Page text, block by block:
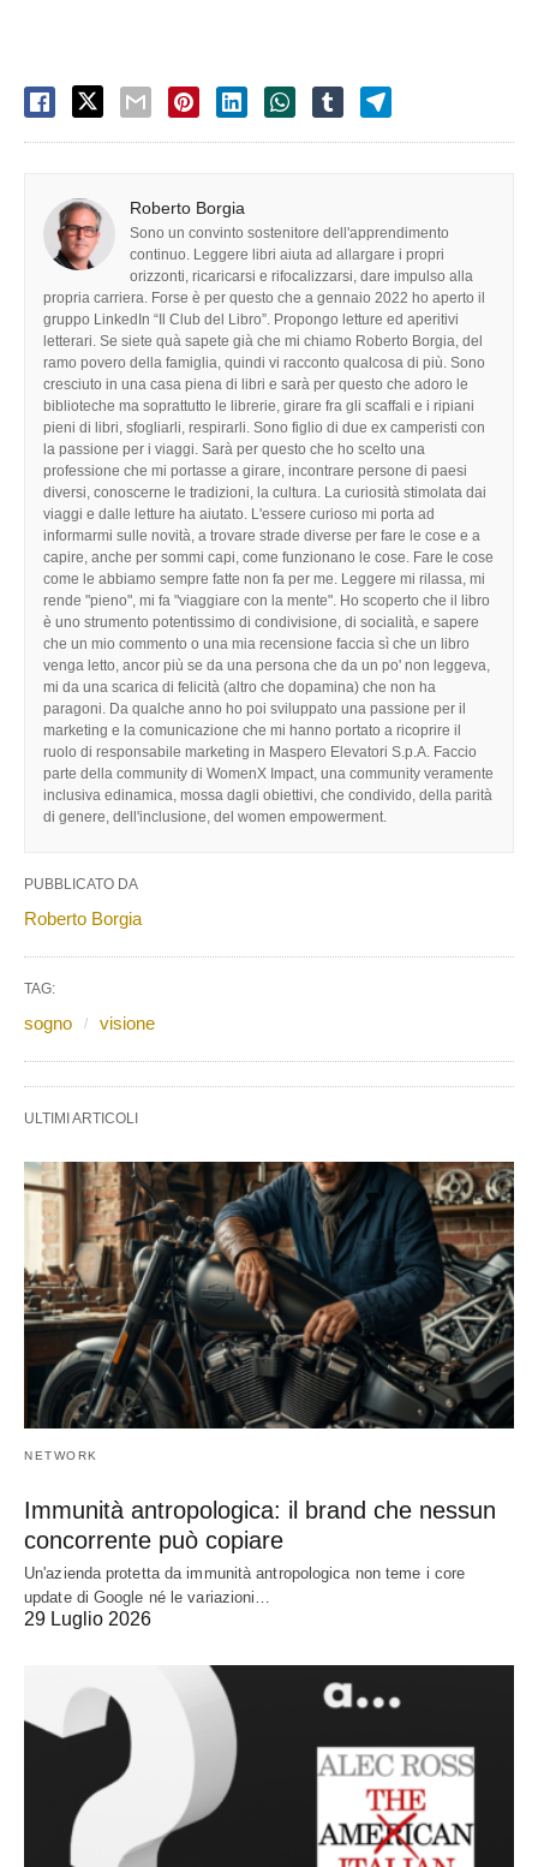
Roberto Borgia
Sono un convinto sostenitore dell'apprendimento
continuo. Leggere libri aiuta ad allargare i propri
orizzonti, ricaricarsi e rifocalizzarsi, dare impulso alla
propria carriera. Forse è per questo che a gennaio 2022 ho aperto il
gruppo LinkedIn “Il Club del Libro”. Propongo letture ed aperitivi
letterari. Se siete quà sapete già che mi chiamo Roberto Borgia, del
ramo povero della famiglia, quindi vi racconto qualcosa di più. Sono
cresciuto in una casa piena di libri e sarà per questo che adoro le
biblioteche ma soprattutto le librerie, girare fra gli scaffali e i ripiani
pieni di libri, sfogliarli, respirarli. Sono figlio di due ex camperisti con
la passione per i viaggi. Sarà per questo che ho scelto una
professione che mi portasse a girare, incontrare persone di paesi
diversi, conoscerne le tradizioni, la cultura. La curiosità stimolata dai
viaggi e dalle letture ha aiutato. L'essere curioso mi porta ad
informarmi sulle novità, a trovare strade diverse per fare le cose e a
capire, anche per sommi capi, come funzionano le cose. Fare le cose
come le abbiamo sempre fatte non fa per me. Leggere mi rilassa, mi
rende "pieno", mi fa "viaggiare con la mente". Ho scoperto che il libro
è uno strumento potentissimo di condivisione, di socialità, e sapere
che un mio commento o una mia recensione faccia sì che un libro
venga letto, ancor più se da una persona che da un po' non leggeva,
mi da una scarica di felicità (altro che dopamina) che non ha
paragoni. Da qualche anno ho poi sviluppato una passione per il
marketing e la comunicazione che mi hanno portato a ricoprire il
ruolo di responsabile marketing in Maspero Elevatori S.p.A. Faccio
parte della community di WomenX Impact, una community veramente
inclusiva edinamica, mossa dagli obiettivi, che condivido, della parità
di genere, dell'inclusione, del women empowerment.
PUBBLICATO DA
Roberto Borgia
TAG:
sogno visione
ULTIMI ARTICOLI
NETWORK
Immunità antropologica: il brand che nessun
concorrente può copiare
Un'azienda protetta da immunità antropologica non teme i core
update di Google né le variazioni…
29 Luglio 2026